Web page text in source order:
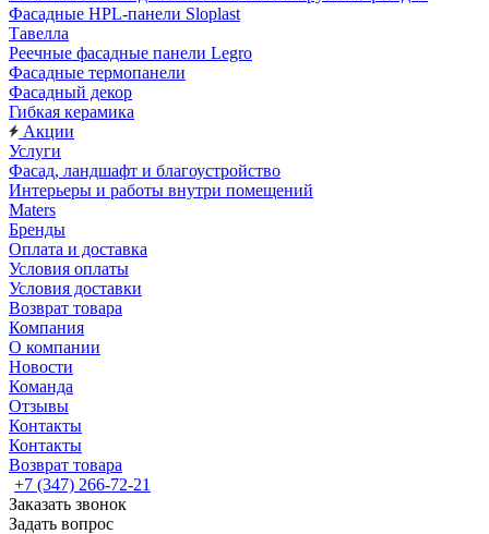
Фасадные HPL-панели Sloplast
Тавелла
Реечные фасадные панели Legro
Фасадные термопанели
Фасадный декор
Гибкая керамика
Акции
Услуги
Фасад, ландшафт и благоустройство
Интерьеры и работы внутри помещений
Maters
Бренды
Оплата и доставка
Условия оплаты
Условия доставки
Возврат товара
Компания
О компании
Новости
Команда
Отзывы
Контакты
Контакты
Возврат товара
+7 (347) 266-72-21
Заказать звонок
Задать вопрос